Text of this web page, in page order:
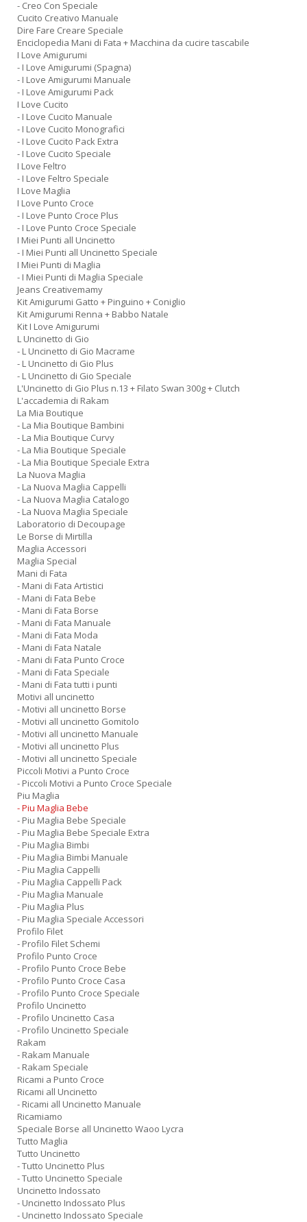
- Creo Con Speciale
Cucito Creativo Manuale
Dire Fare Creare Speciale
Enciclopedia Mani di Fata + Macchina da cucire tascabile
I Love Amigurumi
- I Love Amigurumi (Spagna)
- I Love Amigurumi Manuale
- I Love Amigurumi Pack
I Love Cucito
- I Love Cucito Manuale
- I Love Cucito Monografici
- I Love Cucito Pack Extra
- I Love Cucito Speciale
I Love Feltro
- I Love Feltro Speciale
I Love Maglia
I Love Punto Croce
- I Love Punto Croce Plus
- I Love Punto Croce Speciale
I Miei Punti all Uncinetto
- I Miei Punti all Uncinetto Speciale
I Miei Punti di Maglia
- I Miei Punti di Maglia Speciale
Jeans Creativemamy
Kit Amigurumi Gatto + Pinguino + Coniglio
Kit Amigurumi Renna + Babbo Natale
Kit I Love Amigurumi
L Uncinetto di Gio
- L Uncinetto di Gio Macrame
- L Uncinetto di Gio Plus
- L Uncinetto di Gio Speciale
L'Uncinetto di Gio Plus n.13 + Filato Swan 300g + Clutch
L'accademia di Rakam
La Mia Boutique
- La Mia Boutique Bambini
- La Mia Boutique Curvy
- La Mia Boutique Speciale
- La Mia Boutique Speciale Extra
La Nuova Maglia
- La Nuova Maglia Cappelli
- La Nuova Maglia Catalogo
- La Nuova Maglia Speciale
Laboratorio di Decoupage
Le Borse di Mirtilla
Maglia Accessori
Maglia Special
Mani di Fata
- Mani di Fata Artistici
- Mani di Fata Bebe
- Mani di Fata Borse
- Mani di Fata Manuale
- Mani di Fata Moda
- Mani di Fata Natale
- Mani di Fata Punto Croce
- Mani di Fata Speciale
- Mani di Fata tutti i punti
Motivi all uncinetto
- Motivi all uncinetto Borse
- Motivi all uncinetto Gomitolo
- Motivi all uncinetto Manuale
- Motivi all uncinetto Plus
- Motivi all uncinetto Speciale
Piccoli Motivi a Punto Croce
- Piccoli Motivi a Punto Croce Speciale
Piu Maglia
- Piu Maglia Bebe
- Piu Maglia Bebe Speciale
- Piu Maglia Bebe Speciale Extra
- Piu Maglia Bimbi
- Piu Maglia Bimbi Manuale
- Piu Maglia Cappelli
- Piu Maglia Cappelli Pack
- Piu Maglia Manuale
- Piu Maglia Plus
- Piu Maglia Speciale Accessori
Profilo Filet
- Profilo Filet Schemi
Profilo Punto Croce
- Profilo Punto Croce Bebe
- Profilo Punto Croce Casa
- Profilo Punto Croce Speciale
Profilo Uncinetto
- Profilo Uncinetto Casa
- Profilo Uncinetto Speciale
Rakam
- Rakam Manuale
- Rakam Speciale
Ricami a Punto Croce
Ricami all Uncinetto
- Ricami all Uncinetto Manuale
Ricamiamo
Speciale Borse all Uncinetto Waoo Lycra
Tutto Maglia
Tutto Uncinetto
- Tutto Uncinetto Plus
- Tutto Uncinetto Speciale
Uncinetto Indossato
- Uncinetto Indossato Plus
- Uncinetto Indossato Speciale